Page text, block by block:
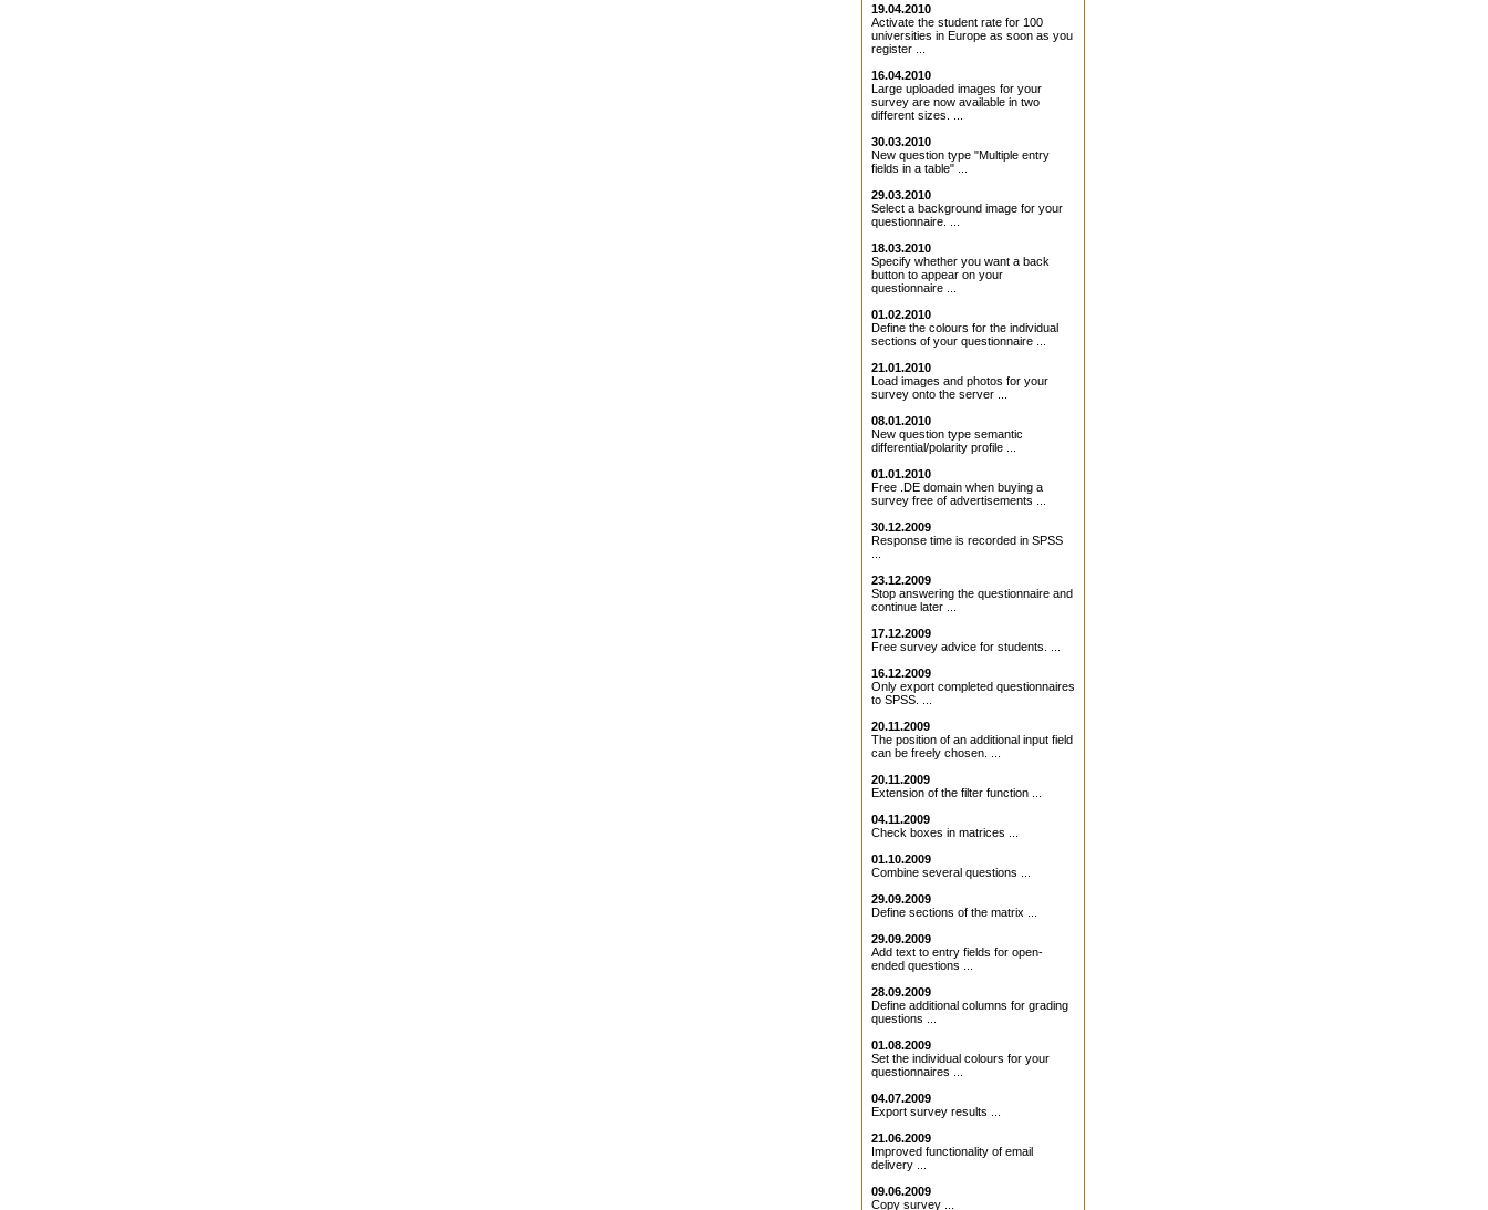
19.04.2010
Activate the student rate for 100
universities in Europe as soon as you
register ...
16.04.2010
Large uploaded images for your
survey are now available in two
different sizes. ...
30.03.2010
New question type "Multiple entry
fields in a table" ...
29.03.2010
Select a background image for your
questionnaire. ...
18.03.2010
Specify whether you want a back
button to appear on your
questionnaire ...
01.02.2010
Define the colours for the individual
sections of your questionnaire ...
21.01.2010
Load images and photos for your
survey onto the server ...
08.01.2010
New question type semantic
differential/polarity profile ...
01.01.2010
Free .DE domain when buying a
survey free of advertisements ...
30.12.2009
Response time is recorded in SPSS
23.12.2009
Stop answering the questionnaire and
continue later ...
17.12.2009
Free survey advice for students. ...
16.12.2009
Only export completed questionnaires
to SPSS. ...
20.11.2009
The position of an additional input field
can be freely chosen. ...
20.11.2009
Extension of the filter function ...
04.11.2009
Check boxes in matrices ...
01.10.2009
Combine several questions ...
29.09.2009
Define sections of the matrix ...
29.09.2009
Add text to entry fields for open-
ended questions ...
28.09.2009
Define additional columns for grading
questions ...
01.08.2009
Set the individual colours for your
questionnaires ...
04.07.2009
Export survey results ...
21.06.2009
Improved functionality of email
delivery ...
09.06.2009
Copy survey ...